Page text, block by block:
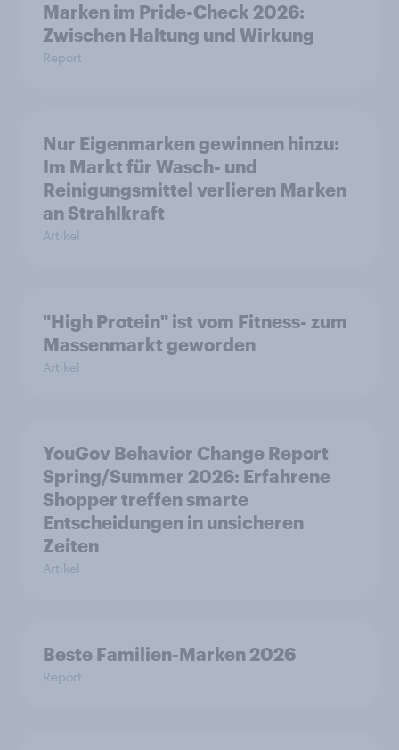
Marken im Pride-Check 2026:
Zwischen Haltung und Wirkung
Report
Nur Eigenmarken gewinnen hinzu:
Im Markt für Wasch- und
Reinigungsmittel verlieren Marken
an Strahlkraft
Artikel
"High Protein" ist vom Fitness- zum
Massenmarkt geworden
Artikel
YouGov Behavior Change Report
Spring/Summer 2026: Erfahrene
Shopper treffen smarte
Entscheidungen in unsicheren
Zeiten
Artikel
Beste Familien-Marken 2026
Report